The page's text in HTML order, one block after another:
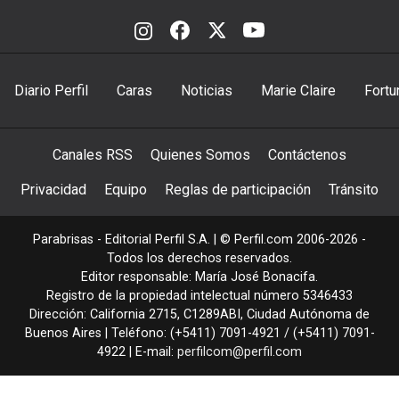
Diario Perfil Caras Noticias Marie Claire
Canales RSS Quienes Somos Contáctenos
Privacidad Equipo Reglas de participación Tránsito
Parabrisas - Editorial Perfil S.A. | © Perfil.com 2006-2026 -
Todos los derechos reservados.
Editor responsable: María José Bonacifa.
Registro de la propiedad intelectual número 5346433
Dirección: California 2715, C1289ABI , Ciudad Autónoma de
Buenos Aires | Teléfono: (+5411) 7091-4921 / (+5411) 7091-
4922 | E-mail: perfilcom@perfil.com